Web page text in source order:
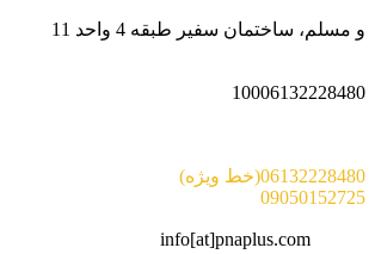
و مسلم، ساختمان سفیر طبقه 4 واحد 11
10006132228480
06132228480(خط ویژه)
09050152725